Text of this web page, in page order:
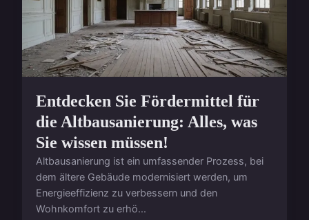
Entdecken Sie Fördermittel für
die Altbausanierung: Alles, was
Sie wissen müssen!
Altbausanierung ist ein umfassender Prozess, bei
dem ältere Gebäude modernisiert werden, um
Energieeffizienz zu verbessern und den
Wohnkomfort zu erhö...